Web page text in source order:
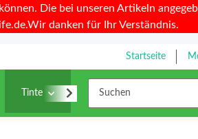
Die bei unseren Artikeln
danken für Ihr Verständnis.
Startseite
Tinte Toner